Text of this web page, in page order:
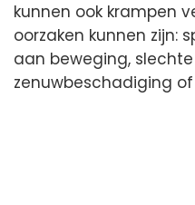
kunnen ook krampen
oorzaken kunnen zijn:
aan beweging,
zenuwbeschadiging